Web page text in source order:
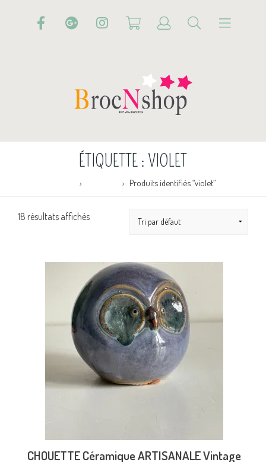
ÉTIQUETTE : VIOLET
Produits identifiés “violet”
18 résultats affichés
CHOUETTE Céramique ARTISANALE Vintage